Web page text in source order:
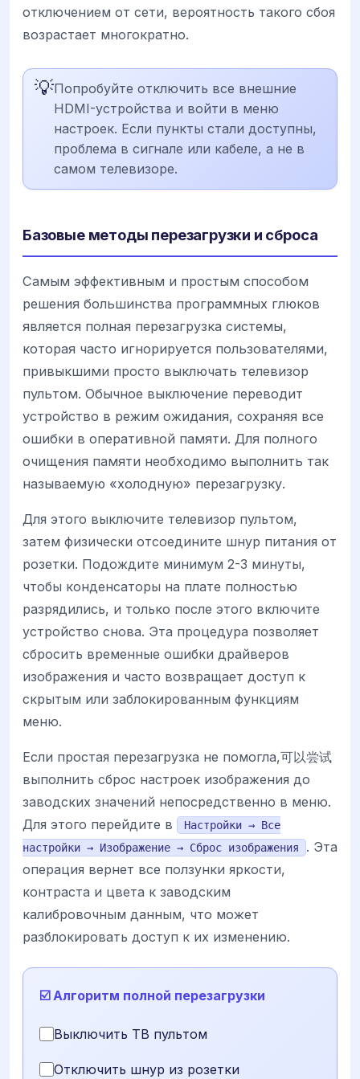
отключением от сети, вероятность такого сбоя
возрастает многократно.
💡Попробуйте отключить все внешние
HDMI-устройства и войти в меню
настроек. Если пункты стали доступны,
проблема в сигнале или кабеле, а не в
самом телевизоре.
Базовые методы перезагрузки и сброса
Самым эффективным и простым способом
решения большинства программных глюков
является полная перезагрузка системы,
которая часто игнорируется пользователями,
привыкшими просто выключать телевизор
пультом. Обычное выключение переводит
устройство в режим ожидания, сохраняя все
ошибки в оперативной памяти. Для полного
очищения памяти необходимо выполнить так
называемую «холодную» перезагрузку.
Для этого выключите телевизор пультом,
затем физически отсоедините шнур питания от
розетки. Подождите минимум 2-3 минуты,
чтобы конденсаторы на плате полностью
разрядились, и только после этого включите
устройство снова. Эта процедура позволяет
сбросить временные ошибки драйверов
изображения и часто возвращает доступ к
скрытым или заблокированным функциям
меню.
Если простая перезагрузка не помогла,可以尝试
выполнить сброс настроек изображения до
заводских значений непосредственно в меню.
Для этого перейдите в
Настройки → Все
настройки → Изображение → Сброс изображения
. Эта
операция вернет все ползунки яркости,
контраста и цвета к заводским
калибровочным данным, что может
разблокировать доступ к их изменению.
☑️ Алгоритм полной перезагрузки
Выключить ТВ пультом
Отключить шнур из розетки